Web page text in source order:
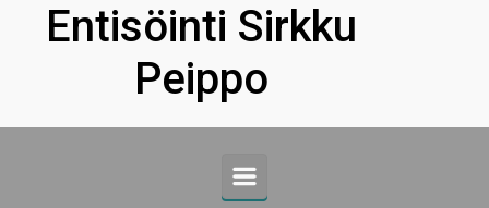
Entisöinti Sirkku
Peippo